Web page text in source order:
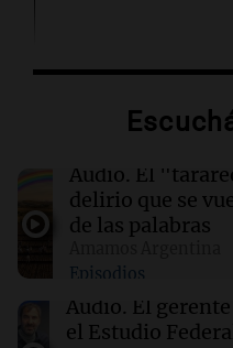
Clima en Salta:
00:27 Clima
Clima en
este jueves 6 de
00:21 Clima
Clima en
este jueves 6 de
Audio. El
delirio que se
de las palabras
Episodios
Audio. El
el Estudio